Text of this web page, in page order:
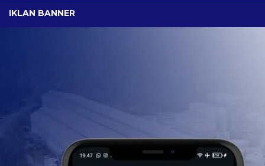
IKLAN BANNER